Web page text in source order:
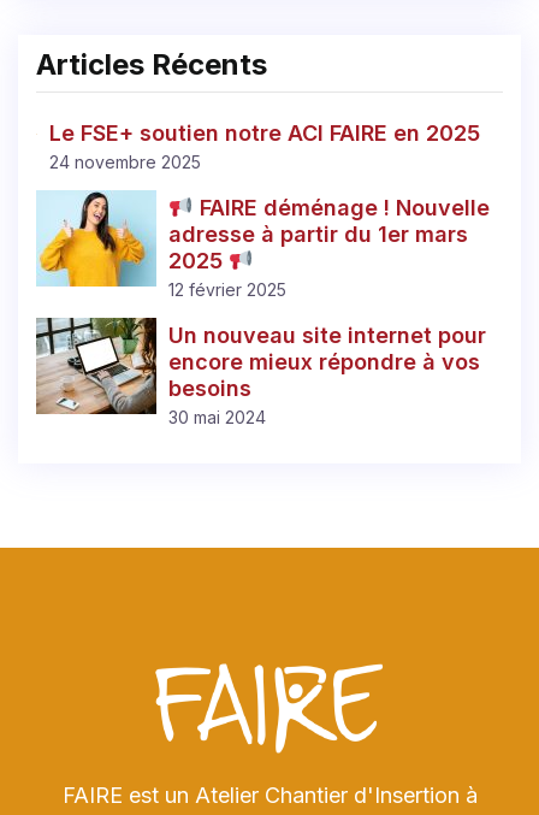
Articles Récents
Le FSE+ soutien notre ACI FAIRE en 2025
24 novembre 2025
FAIRE déménage ! Nouvelle
adresse à partir du 1er mars
2025
12 février 2025
Un nouveau site internet pour
encore mieux répondre à vos
besoins
30 mai 2024
FAIRE est un Atelier Chantier d'Insertion à